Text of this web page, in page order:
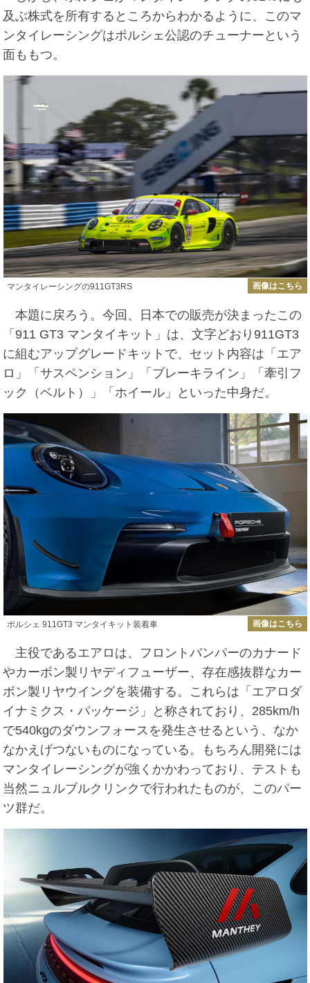
及ぶ株式を所有するところからわかるように、このマ
ンタイレーシングはポルシェ公認のチューナーという
面ももつ。
マンタイレーシングの911GT3RS 画像はこちら
本題に戻ろう。今回、日本での販売が決まったこの
「911 GT3 マンタイキット」は、文字どおり911GT3
に組むアップグレードキットで、セット内容は「エア
ロ」「サスペンション」「ブレーキライン」「牽引フ
ック（ベルト）」「ホイール」といった中身だ。
ポルシェ 911GT3 マンタイキット装着車 画像はこちら
主役であるエアロは、フロントバンパーのカナード
やカーボン製リヤディフューザー、存在感抜群なカー
ボン製リヤウイングを装備する。これらは「エアロダ
イナミクス・パッケージ」と称されており、285km/h
で540kgのダウンフォースを発生させるという、なか
なかえげつないものになっている。もちろん開発には
マンタイレーシングが強くかかわっており、テストも
当然ニュルブルクリンクで行われたものが、このパー
ツ群だ。